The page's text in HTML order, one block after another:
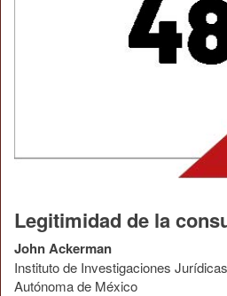
Legitimidad de la
John Ackerman
Instituto de Investigaciones
Autónoma de México